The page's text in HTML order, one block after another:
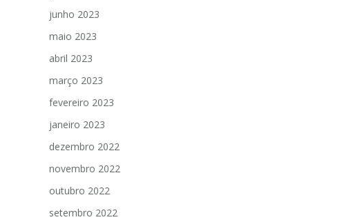
junho 2023
maio 2023
abril 2023
março 2023
fevereiro 2023
janeiro 2023
dezembro 2022
novembro 2022
outubro 2022
setembro 2022